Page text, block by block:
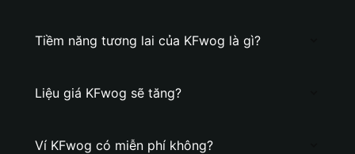
Tiềm năng tương lai của KFwog là gì?
Liệu giá KFwog sẽ tăng?
Ví KFwog có miễn phí không?